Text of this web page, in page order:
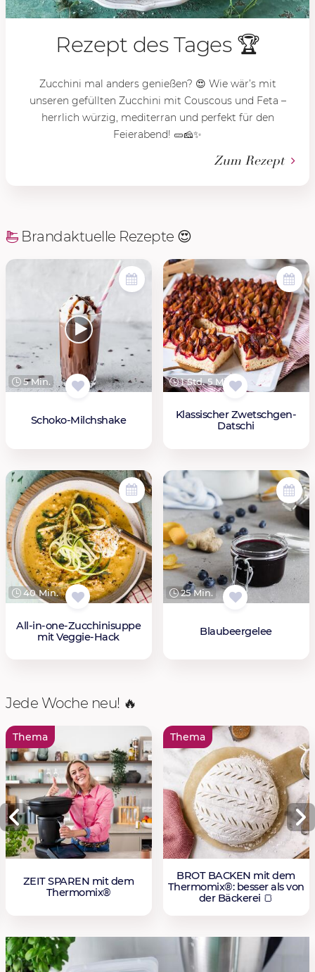
Rezept des Tages 🏆
Zucchini mal anders genießen? 😍 Wie wär’s mit
unseren gefüllten Zucchini mit Couscous und Feta –
herrlich würzig, mediterran und perfekt für den
Feierabend! 🥒🧀✨
Zum Rezept
Brandaktuelle Rezepte 😍
5 Min.
Schoko-Milchshake
1 Std. 5 Min.
Klassischer Zwetschgen-
Datschi
40 Min.
All-in-one-Zucchinisuppe
mit Veggie-Hack
25 Min.
Blaubeergelee
Jede Woche neu! 🔥
ZEIT SPAREN mit dem
Thermomix®
Thema
BROT BACKEN mit dem
Thermomix®: besser als von
der Bäckerei 🍞
Thema